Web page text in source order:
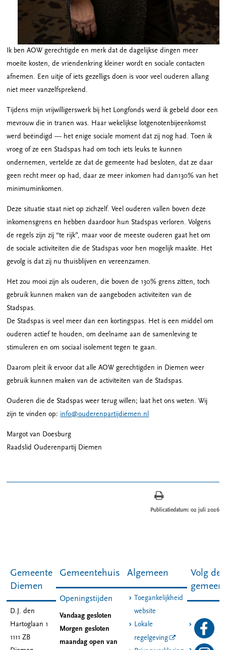
Ik ben AOW gerechtigde en merk dat de dagelijkse dingen meer
moeite kosten, de vriendenkring kleiner wordt en sociale contacten
afnemen. Een uitje of iets gezelligs doen is voor veel ouderen allang
niet meer vanzelfsprekend.
Tijdens mijn vrijwilligerswerk bij het Longfonds werd ik gebeld door een
mevrouw die in tranen was. Haar wekelijkse lotgenotenbijeenkomst
werd beëindigd — het enige sociale moment dat zij nog had. Toen ik
vroeg of ze een Stadspas had om toch iets leuks te kunnen
ondernemen, vertelde ze dat de gemeente had besloten, dat ze daar
geen recht meer op had, daar ze meer inkomen had dan130% van het
minimuminkomen.
Deze situatie staat niet op zichzelf. Veel ouderen vallen boven deze
inkomensgrens en hebben daardoor hun Stadspas verloren. Volgens
de regels zijn zij “te rijk”, maar voor de meeste ouderen gaat het om
de sociale activiteiten die de Stadspas voor hen mogelijk maakte. Het
gevolg is dat zij nu thuisblijven en vereenzamen.
Het zou mooi zijn als ouderen, die boven de 130% grens zitten, toch
gebruik kunnen maken van de aangeboden activiteiten van de
Stadspas.
De Stadspas is veel meer dan een kortingspas. Het is een middel om
ouderen actief te houden, om deelname aan de samenleving te
stimuleren en om sociaal isolement tegen te gaan.
Daarom pleit ik ervoor dat alle AOW gerechtigden in Diemen weer
gebruik kunnen maken van de activiteiten van de Stadspas.
Ouderen die de Stadspas weer terug willen; laat het ons weten. Wij
zijn te vinden op: info@ouderenpartijdiemen.nl
Margot van Doesburg
Raadslid Ouderenpartij Diemen
Publicatiedatum: 02 juli 2026
Gemeente
Diemen
D.J. den
Hartoglaan 1
1111 ZB
Gemeentehuis
Openingstijden
Vandaag gesloten
Morgen gesloten
maandag open van
Algemeen
Toegankelijkheid
website
Lokale
regelgeving
Volg de